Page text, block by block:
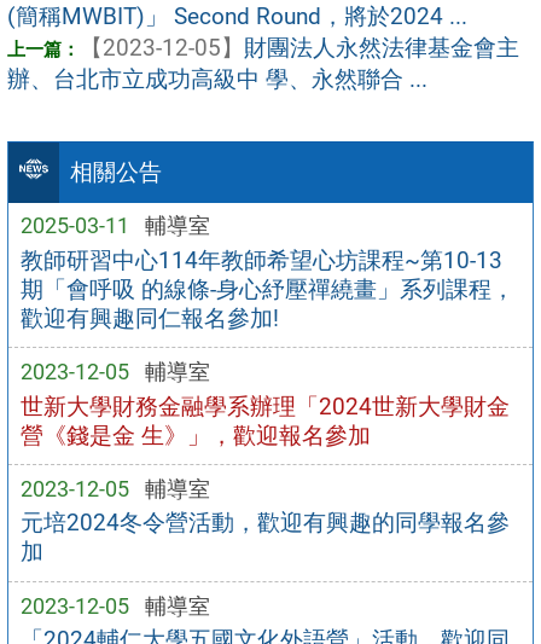
相關公告
2025-03-11 輔導室
教師研習中心114年教師希望心坊課程~第10-13
期「會呼吸 的線條-身心紓壓禪繞畫」系列課程，
歡迎有興趣同仁報名參加!
2023-12-05 輔導室
世新大學財務金融學系辦理「2024世新大學財金
營《錢是金 生》」，歡迎報名參加
2023-12-05 輔導室
元培2024冬令營活動，歡迎有興趣的同學報名參
加
2023-12-05 輔導室
(簡稱MWBIT)」 Second Round，將於2024 ...
【2023-12-05】 財團法人永然法律基金會主
辦、台北市立成功高級中 學、永然聯合 ...